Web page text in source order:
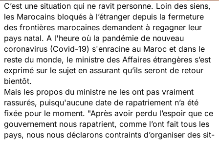
C’est une situation qui ne ravit personne. Loin des siens,
les Marocains bloqués à l’étranger depuis la fermeture
des frontières marocaines demandent à regagner leur
pays natal. A l'heure où la pandémie de nouveau
coronavirus (Covid-19) s'enracine au Maroc et dans le
reste du monde, le ministre des Affaires étrangères s’est
exprimé sur le sujet en assurant qu’ils seront de retour
bientôt.
Mais les propos du ministre ne les ont pas vraiment
rassurés, puisqu'aucune date de rapatriement n’a été
fixée pour le moment. "Après avoir perdu l’espoir que ce
gouvernement nous rapatrient, comme l’ont fait tous les
pays, nous nous déclarons contraints d’organiser des sit-